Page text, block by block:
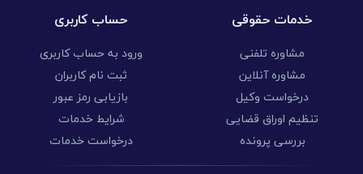
خدمات حقوقی
مشاوره تلفنی
مشاوره آنلاین
درخواست وکیل
تنظیم اوراق قضایی
بررسی پرونده
حساب کاربری
ورود به حساب کاربری
ثبت نام کاربران
بازیابی رمز عبور
شرایط خدمات
درخواست خدمات